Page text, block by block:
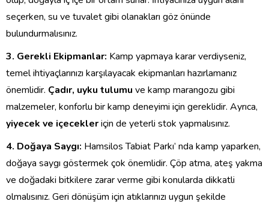
seçerken, su ve tuvalet gibi olanakları göz önünde
bulundurmalısınız.
3. Gerekli Ekipmanlar: Kamp yapmaya karar verdiyseniz,
temel ihtiyaçlarınızı karşılayacak ekipmanları hazırlamanız
önemlidir. Çadır, uyku tulumu ve kamp marangozu gibi
malzemeler, konforlu bir kamp deneyimi için gereklidir. Ayrıca,
yiyecek ve içecekleriçin de yeterli stok yapmalısınız.
4. Doğaya Saygı: Hamsilos Tabiat Parkı’ nda kamp yaparken,
doğaya saygı göstermek çok önemlidir. Çöp atma, ateş yakma
ve doğadaki bitkilere zarar verme gibi konularda dikkatli
olmalısınız. Geri dönüşüm için atıklarınızı uygun şekilde